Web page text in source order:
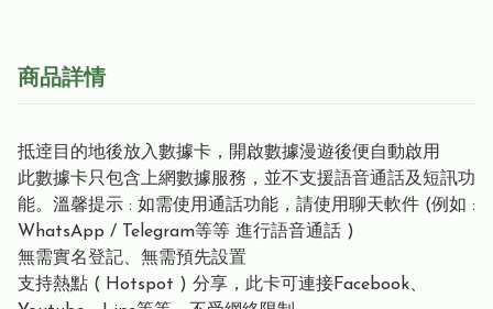
商品詳情
抵逹目的地後放入數據卡，開啟數據漫遊後便自動啟用
此數據卡只包含上網數據服務，並不支援語音通話及短訊功
能。溫馨提示 : 如需使用通話功能，請使用聊天軟件 (例如 :
WhatsApp / Telegram等等 進行語音通話 )
無需實名登記、無需預先設置
支持熱點 ( Hotspot ) 分享，此卡可連接Facebook、